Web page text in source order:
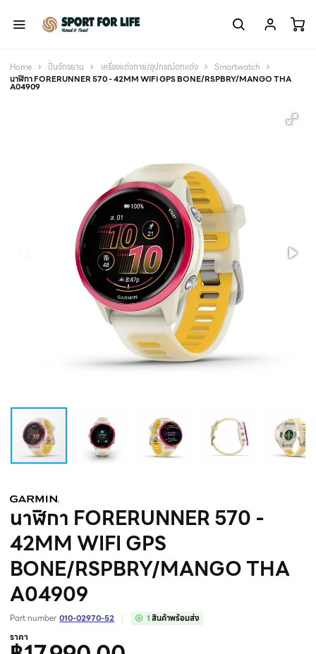
Home ปั่นจักรยาน เครื่องแต่งกาย/อุปกรณ์ตกแต่ง
Smartwatch
นาฬิกา FORERUNNER 570 - 42MM WIFI GPS BONE/RSPBRY/MANGO THA
A04909
นาฬิกา FORERUNNER 570 -
42MM WIFI GPS
BONE/RSPBRY/MANGO THA
A04909
Part number 010-02970-52 1สินค้าพร้อมส่ง
ราคา